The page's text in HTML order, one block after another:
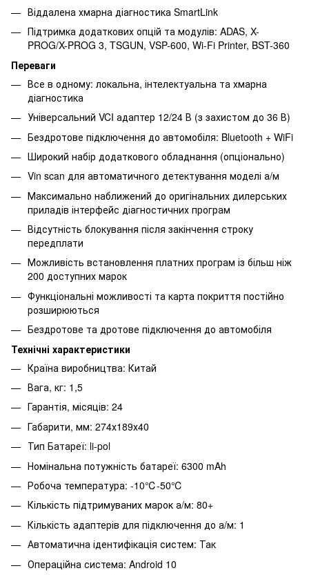
Віддалена хмарна діагностика SmartLink
Підтримка додаткових опцій та модулів: ADAS, X-
PROG/X-PROG 3, TSGUN, VSP-600, Wi-Fi Printer, BST-360
Переваги
Все в одному: локальна, інтелектуальна та хмарна
діагностика
Універсальний VCI адаптер 12/24 В (з захистом до 36 В)
Бездротове підключення до автомобіля: Bluetooth + WiFi
Широкий набір додаткового обладнання (опціонально)
Vin scan для автоматичного детектування моделі а/м
Максимально наближений до оригінальних дилерських
приладів інтерфейс діагностичних програм
Відсутність блокування після закінчення строку
передплати
Можливість встановлення платних програм із більш ніж
200 доступних марок
Функціональні можливості та карта покриття постійно
розширюються
Бездротове та дротове підключення до автомобіля
Технічні характеристики
Країна виробництва: Китай
Вага, кг: 1,5
Гарантія, місяців: 24
Габарити, мм: 274х189х40
Тип Батареї: li-pol
Номінальна потужність батареї: 6300 mAh
Робоча температура: -10℃-50℃
Кількість підтримуваних марок а/м: 80+
Кількість адаптерів для підключення до а/м: 1
Автоматична ідентифікація систем: Так
Операційна система: Android 10